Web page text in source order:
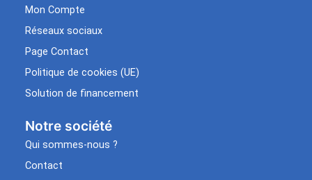
Mon Compte
Réseaux sociaux
Page Contact
Politique de cookies (UE)
Solution de financement
Notre société
Qui sommes-nous ?
Contact